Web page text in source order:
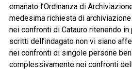
emanato l’Ordinanza di
medesima richiesta di
nei confronti di Catauro ritenendo
scritti dell’indagato non vi siano
nei confronti di singole persone
complessivamente nei confronti